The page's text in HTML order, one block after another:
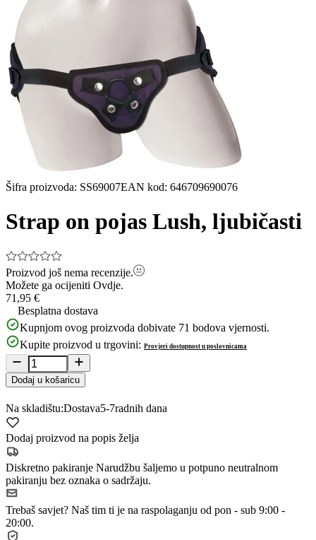
Šifra proizvoda: SS69007EAN kod: 646709690076
Strap on pojas Lush, ljubičasti
Proizvod još nema recenzije.
Možete ga ocijeniti Ovdje.
71,95 €
Besplatna dostava
Kupnjom ovog proizvoda dobivate 71 bodova vjernosti.
Kupite proizvod u trgovini: Provjeri dostupnost u poslovnicama
Dodaj u košaricu
Na skladištu:Dostava5-7radnih dana
Dodaj proizvod na popis želja
Diskretno pakiranje Narudžbu šaljemo u potpuno neutralnom
pakiranju bez oznaka o sadržaju.
Trebaš savjet? Naš tim ti je na raspolaganju od pon - sub 9:00 -
20:00.